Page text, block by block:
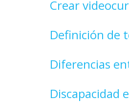
Crear
Definición de
Diferencias
Discapacidad